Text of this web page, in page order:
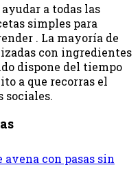
a todas las
simples para
. La mayoría de
con ingredientes
dispone del tiempo
a que recorras el
sociales.